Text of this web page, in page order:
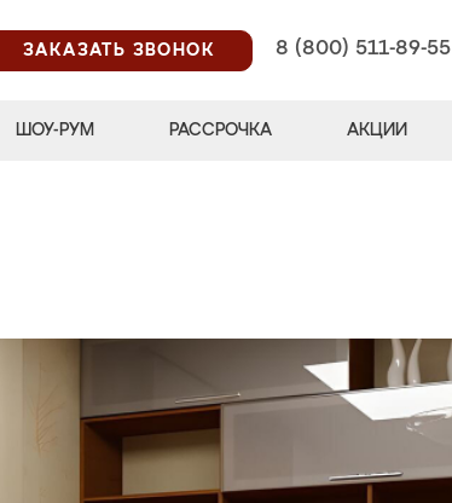
ЗАКАЗАТЬ ЗВОНОК
8 (800) 511-89-55
ШОУ-РУМ РАССРОЧКА АКЦИИ